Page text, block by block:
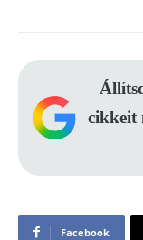
cikkeit
Facebook